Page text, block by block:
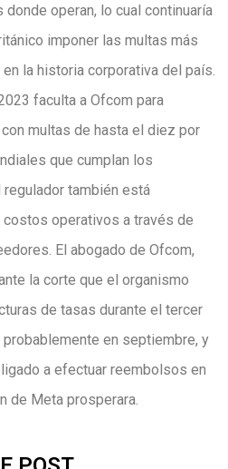
operan, lo cual continuaría
imponer las multas más
la historia corporativa del país.
faculta a Ofcom para
multas de hasta el diez por
que cumplan los
también está
operativos a través de
El abogado de Ofcom,
la corte que el organismo
de tasas durante el tercer
en septiembre, y
a efectuar reembolsos en
de Meta prosperara.